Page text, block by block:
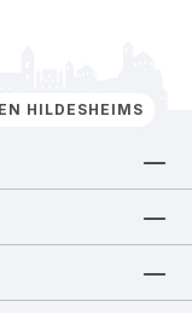
HILDESHEIMS